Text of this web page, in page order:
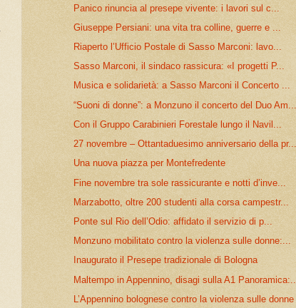
Panico rinuncia al presepe vivente: i lavori sul c...
Giuseppe Persiani: una vita tra colline, guerre e ...
Riaperto l’Ufficio Postale di Sasso Marconi: lavo...
Sasso Marconi, il sindaco rassicura: «I progetti P...
Musica e solidarietà: a Sasso Marconi il Concerto ...
“Suoni di donne”: a Monzuno il concerto del Duo
Con il Gruppo Carabinieri Forestale lungo il Navil...
27 novembre – Ottantaduesimo anniversario della
Una nuova piazza per Montefredente
Fine novembre tra sole rassicurante e notti d’inve...
Marzabotto, oltre 200 studenti alla corsa campestr...
Ponte sul Rio dell’Odio: affidato il servizio di p...
Monzuno mobilitato contro la violenza sulle donne:...
Inaugurato il Presepe tradizionale di Bologna
Maltempo in Appennino, disagi sulla A1
L’Appennino bolognese contro la violenza sulle donne